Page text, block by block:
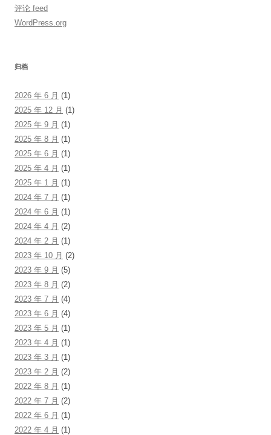
评论 feed
WordPress.org
归档
2026 年 6 月 (1)
2025 年 12 月 (1)
2025 年 9 月 (1)
2025 年 8 月 (1)
2025 年 6 月 (1)
2025 年 4 月 (1)
2025 年 1 月 (1)
2024 年 7 月 (1)
2024 年 6 月 (1)
2024 年 4 月 (2)
2024 年 2 月 (1)
2023 年 10 月 (2)
2023 年 9 月 (5)
2023 年 8 月 (2)
2023 年 7 月 (4)
2023 年 6 月 (4)
2023 年 5 月 (1)
2023 年 4 月 (1)
2023 年 3 月 (1)
2023 年 2 月 (2)
2022 年 8 月 (1)
2022 年 7 月 (2)
2022 年 6 月 (1)
2022 年 4 月 (1)